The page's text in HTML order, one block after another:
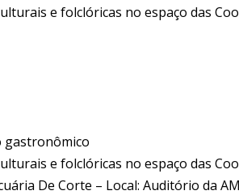
e folclóricas no espaço das
gastronômico
e folclóricas no espaço das
De Corte – Local: Auditório da